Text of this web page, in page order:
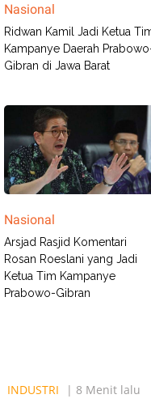
Nasional
Ridwan Kamil Jadi Ketua
Kampanye Daerah
Gibran di Jawa Barat
Nasional
Arsjad Rasjid Komentari
Rosan Roeslani yang Jadi
Ketua Tim Kampanye
Prabowo-Gibran
INDUSTRI
| 8 Menit lalu